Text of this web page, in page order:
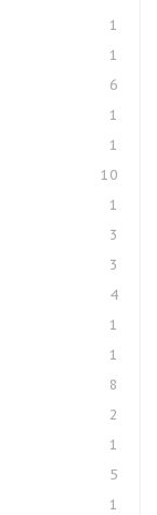
1
1
6
1
1
10
1
3
3
4
1
1
8
2
1
5
1